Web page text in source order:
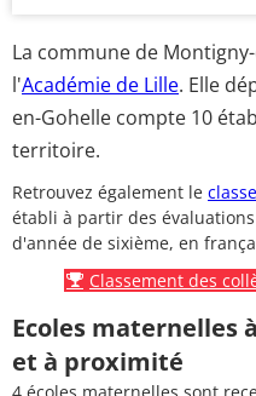
La commune de
l'Académie de Lille. Elle
en-Gohelle compte 10
territoire.
Retrouvez également le
établi à partir des
d'année de sixième, en
Classement des
Ecoles maternelles
et à proximité
4 écoles maternelles sont